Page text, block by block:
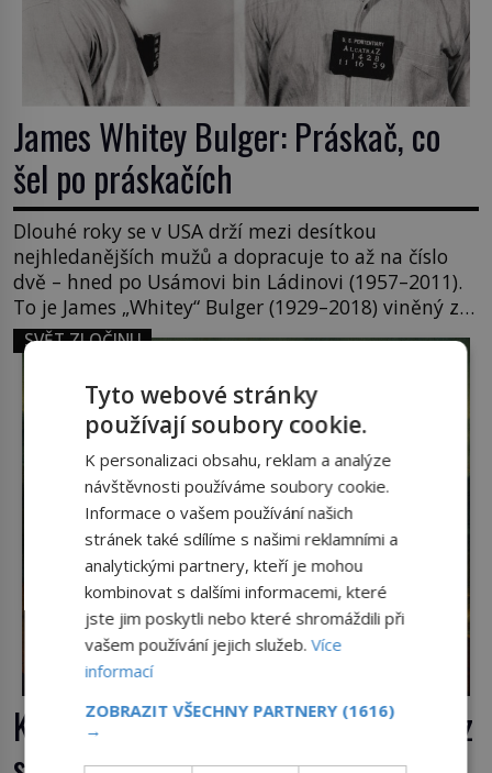
James Whitey Bulger: Práskač, co
šel po práskačích
Dlouhé roky se v USA drží mezi desítkou
nejhledanějších mužů a dopracuje to až na číslo
dvě – hned po Usámovi bin Ládinovi (1957–2011).
To je James „Whitey“ Bulger (1929–2018) viněný ze
spoluúčasti na 19 vraždách, vydírání a lichvy. A
samozřejmě, krom toho je ještě drogový dealer,
který neváhá odstranit z cesty všechny práskače,
zatímco […]
SVĚT ZLOČINU
Krádež Mony Lisy: Nejslavnější obraz
Tyto webové stránky
používají soubory cookie.
K personalizaci obsahu, reklam a analýze
návštěvnosti používáme soubory cookie.
Informace o vašem používání našich
stránek také sdílíme s našimi reklamními a
analytickými partnery, kteří je mohou
kombinovat s dalšími informacemi, které
jste jim poskytli nebo které shromáždili při
vašem používání jejich služeb.Více
informací
ZOBRAZIT VŠECHNY PARTNERY (1616)
→